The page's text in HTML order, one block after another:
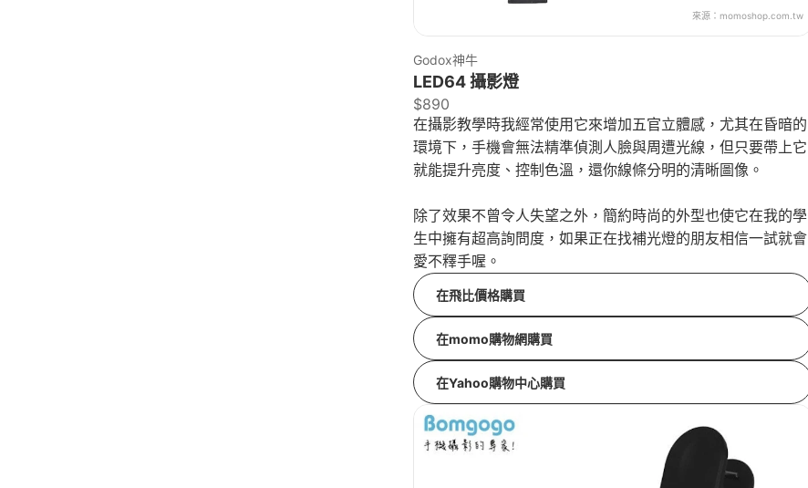
來源： momoshop.com.tw
Godox神牛
LED64 攝影燈
$890
在攝影教學時我經常使用它來增加五官立體感，尤其在昏暗的
環境下，手機會無法精準偵測人臉與周遭光線，但只要帶上它
就能提升亮度、控制色溫，還你線條分明的清晰圖像。
除了效果不曾令人失望之外，簡約時尚的外型也使它在我的學
生中擁有超高詢問度，如果正在找補光燈的朋友相信一試就會
愛不釋手喔。
在飛比價格購買
在momo購物網購買
在Yahoo購物中心購買